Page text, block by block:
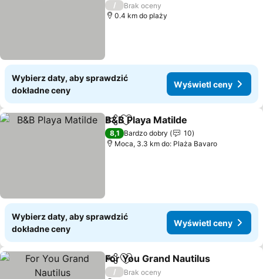
/
Brak oceny
0.4 km do plaży
Wybierz daty, aby sprawdzić
dokładne ceny
Wyświetl ceny
Udostępnij
Dodaj do ulubionych
B&B Playa Matilde
8,1 Bardzo dobry
10
Moca, 3.3 km do: Plaża Bavaro
Wybierz daty, aby sprawdzić
dokładne ceny
Wyświetl ceny
Udostępnij
Dodaj do ulubionych
For You Grand Nautilus
/
Brak oceny